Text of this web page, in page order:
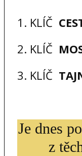
1. KLÍČ
2. KLÍČ
3. KLÍČ
Je dnes
z